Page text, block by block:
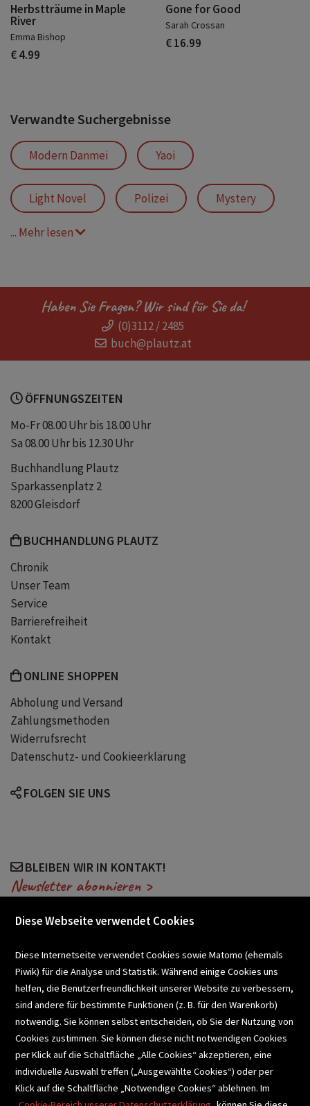
Herbstträume in Maple
River
Emma Bishop
€ 4.99
Gone for Good
Sarah Crossan
€ 16.99
Verwandte Suchergebnisse
Modern Danmei Yaoi
Light Novel Polizei Mystery
MM
Mutual Pining Romantic Suspense
Age-Gap
Spicy
... Mehr lesen
Haben Sie Fragen? Wir sind für Sie da!
(0)3112 / 2485
buch@plautz.at
ÖFFNUNGSZEITEN
Mo-Fr 08.00 Uhr bis 18.00 Uhr
Sa 08.00 Uhr bis 12.30 Uhr
Buchhandlung Plautz
Sparkassenplatz 2
8200 Gleisdorf
BUCHHANDLUNG PLAUTZ
Chronik
Unser Team
Service
Barrierefreiheit
Kontakt
ONLINE SHOPPEN
Abholung und Versand
Zahlungsmethoden
Widerrufsrecht
Datenschutz- und Cookieerklärung
FOLGEN SIE UNS
BLEIBEN WIR IN KONTAKT!
Newsletter abonnieren >
SCHULBUCHSERVICE
BUCHEMPFEHLUNGEN
BIBLIOTHEKSSERVICE
Diese Webseite verwendet Cookies
Diese Internetseite verwendet Cookies sowie Matomo (ehemals
Piwik) für die Analyse und Statistik. Während einige Cookies uns
helfen, die Benutzerfreundlichkeit unserer Website zu verbessern,
sind andere für bestimmte Funktionen (z. B. für den Warenkorb)
notwendig. Sie können selbst entscheiden, ob Sie der Nutzung von
Cookies zustimmen. Sie können diese nicht notwendigen Cookies
per Klick auf die Schaltfläche „Alle Cookies“ akzeptieren, eine
individuelle Auswahl treffen („Ausgewählte Cookies“) oder per
Klick auf die Schaltfläche „Notwendige Cookies“ ablehnen. Im